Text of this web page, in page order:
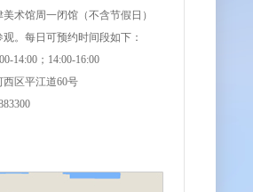
术馆周一闭馆（不含节假日）
。每日可预约时间段如下：
14:00；14:00-16:00
区平江道60号